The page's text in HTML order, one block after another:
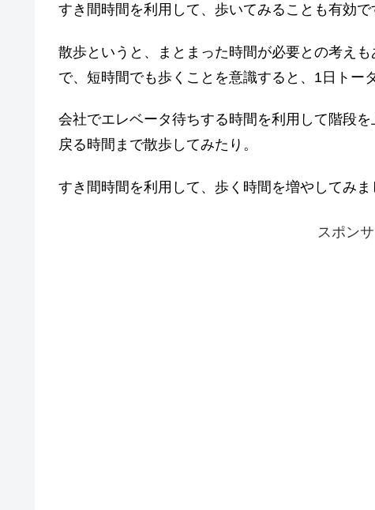
すき間時間を利用して、歩いてみることも有効で
散歩というと、まとまった時間が必要との考え
で、短時間でも歩くことを意識すると、1日トー
会社でエレベータ待ちする時間を利用して階段
戻る時間まで散歩してみたり。
すき間時間を利用して、歩く時間を増やしてみま
スポン